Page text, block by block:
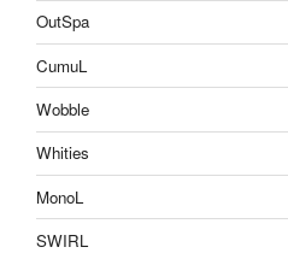
OutSpa
CumuL
Wobble
Whities
MonoL
SWIRL